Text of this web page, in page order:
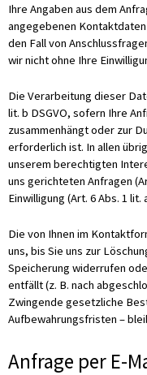
Ihre Angaben aus dem
angegebenen
den Fall von
wir nicht ohne Ihre
Die Verarbeitung dieser
lit. b DSGVO, sofern Ihre
zusammenhängt oder zur
erforderlich ist. In allen
unserem berechtigten
uns gerichteten Anfragen
Einwilligung (Art. 6 Abs. 1
Die von Ihnen im
uns, bis Sie uns zur
Speicherung widerrufen
entfällt (z. B. nach
Zwingende gesetzliche
Aufbewahrungsfristen –
Anfrage per E-